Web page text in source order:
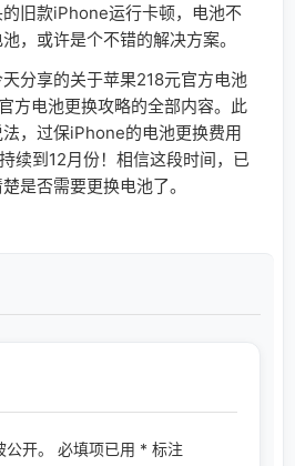
旧款iPhone运行卡顿，电池不
，或许是个不错的解决方案。
享的关于苹果218元官方电池
方电池更换攻略的全部内容。此
，过保iPhone的电池更换费用
续到12月份！相信这段时间，已
是否需要更换电池了。
开。 必填项已用 * 标注